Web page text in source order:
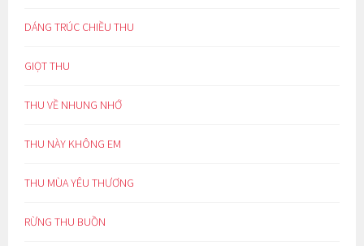
DÁNG TRÚC CHIỀU THU
GIỌT THU
THU VỀ NHUNG NHỚ
THU NÀY KHÔNG EM
THU MÙA YÊU THƯƠNG
RỪNG THU BUỒN